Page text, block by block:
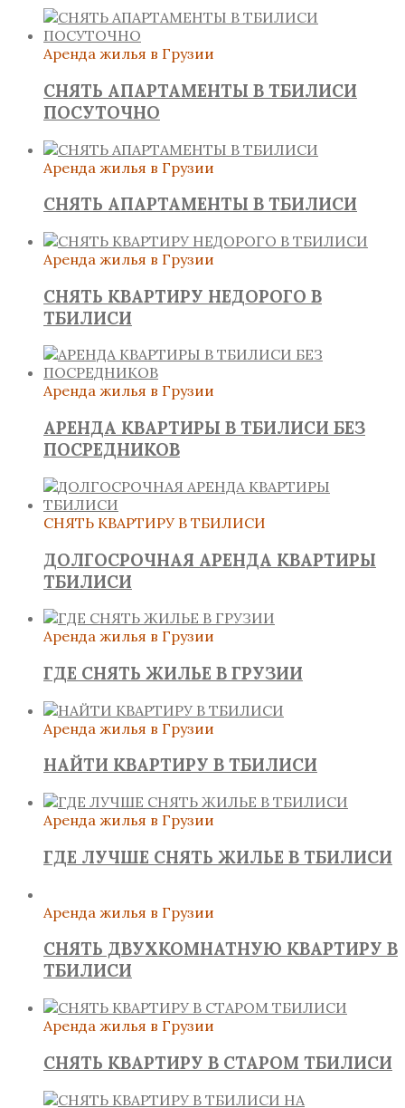
Аренда жилья в Грузии
СНЯТЬ АПАРТАМЕНТЫ В ТБИЛИСИ
ПОСУТОЧНО
Аренда жилья в Грузии
СНЯТЬ АПАРТАМЕНТЫ В ТБИЛИСИ
Аренда жилья в Грузии
СНЯТЬ КВАРТИРУ НЕДОРОГО В
ТБИЛИСИ
Аренда жилья в Грузии
АРЕНДА КВАРТИРЫ В ТБИЛИСИ БЕЗ
ПОСРЕДНИКОВ
СНЯТЬ КВАРТИРУ В ТБИЛИСИ
ДОЛГОСРОЧНАЯ АРЕНДА КВАРТИРЫ
ТБИЛИСИ
Аренда жилья в Грузии
ГДЕ СНЯТЬ ЖИЛЬЕ В ГРУЗИИ
Аренда жилья в Грузии
НАЙТИ КВАРТИРУ В ТБИЛИСИ
Аренда жилья в Грузии
ГДЕ ЛУЧШЕ СНЯТЬ ЖИЛЬЕ В ТБИЛИСИ
Аренда жилья в Грузии
СНЯТЬ ДВУХКОМНАТНУЮ КВАРТИРУ В
ТБИЛИСИ
Аренда жилья в Грузии
СНЯТЬ КВАРТИРУ В СТАРОМ ТБИЛИСИ